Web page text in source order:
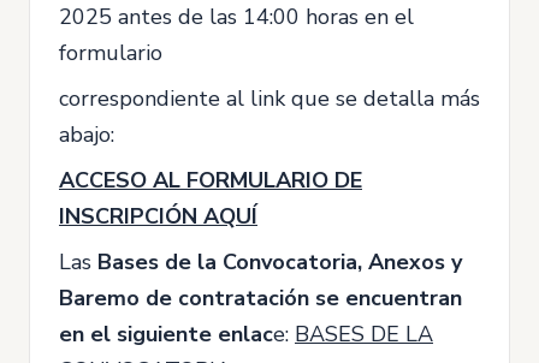
2025 antes de las 14:00 horas en el
formulario
correspondiente al link que se detalla más
abajo:
ACCESO AL FORMULARIO DE
INSCRIPCIÓN AQUÍ
Las Bases de la Convocatoria, Anexos y
Baremo de contratación se encuentran
en el siguiente enlace: BASES DE LA